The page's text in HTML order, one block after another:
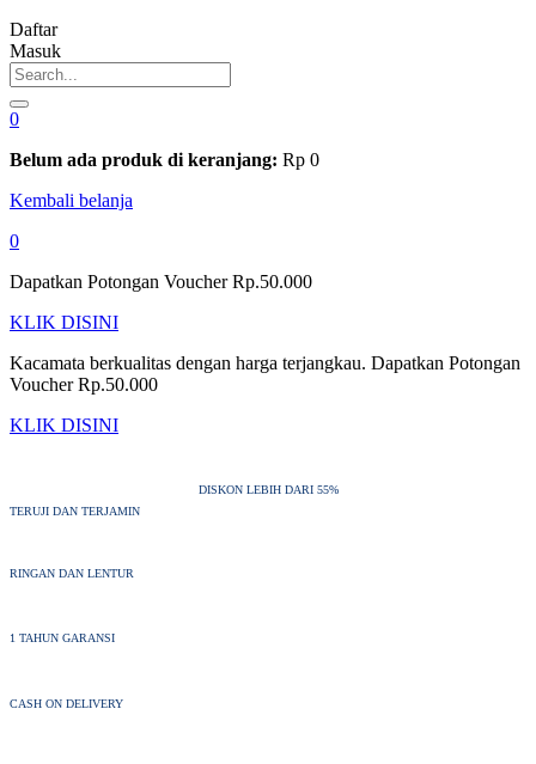
Daftar
Masuk
0
Belum ada produk di keranjang: Rp 0
Kembali belanja
0
Dapatkan Potongan Voucher Rp.50.000
KLIK DISINI
Kacamata berkualitas dengan harga terjangkau. Dapatkan Potongan
Voucher Rp.50.000
KLIK DISINI
DISKON LEBIH DARI 55%
TERUJI DAN TERJAMIN
RINGAN DAN LENTUR
1 TAHUN GARANSI
CASH ON DELIVERY